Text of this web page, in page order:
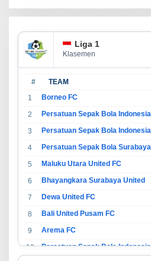
Liga 1
Klasemen
# TEAM
1 Borneo FC
2
3
4
Persatuan Sepak Bola Surabaya
5
Maluku Utara United FC
6
Bhayangkara Surabaya United
7
Dewa United FC
8
Bali United Pusam FC
9
Arema FC
10